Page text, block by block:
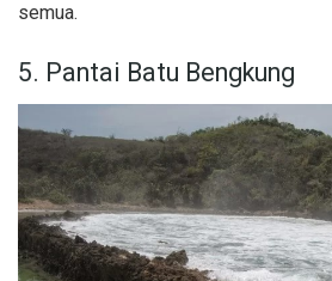
semua.
5. Pantai Batu Bengkung